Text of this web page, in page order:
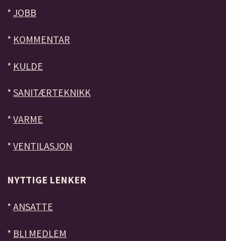
* JOBB
* KOMMENTAR
* KULDE
* SANITÆRTEKNIKK
* VARME
* VENTILASJON
NYTTIGE LENKER
* ANSATTE
* BLI MEDLEM